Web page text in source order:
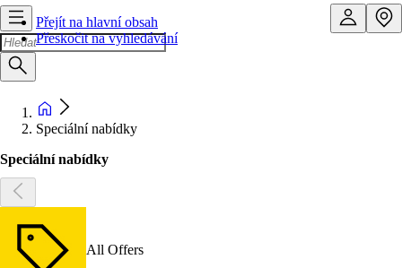
Přejít na hlavní obsah
Přeskočit na vyhledávání
Speciální nabídky
Speciální nabídky
All Offers